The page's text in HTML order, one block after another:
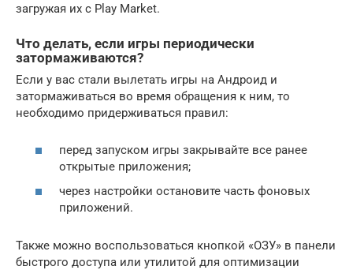
загружая их с Play Market.
Что делать, если игры периодически
затормаживаются?
Если у вас стали вылетать игры на Андроид и
затормаживаться во время обращения к ним, то
необходимо придерживаться правил:
перед запуском игры закрывайте все ранее
открытые приложения;
через настройки остановите часть фоновых
приложений.
Также можно воспользоваться кнопкой «ОЗУ» в панели
быстрого доступа или утилитой для оптимизации